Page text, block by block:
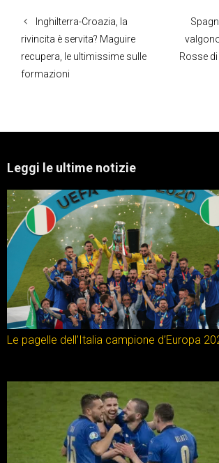
Inghilterra-Croazia, la
rivincita è servita? Maguire
recupera, le ultimissime sulle
formazioni
Rosse di
Leggi le ultime notizie
Le pagelle dell’Italia campione d’Europa